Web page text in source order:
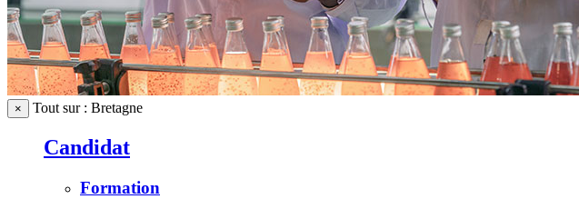
× Tout sur : Bretagne
Candidat
Formation